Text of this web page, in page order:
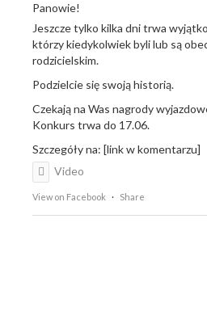
Panowie!
Jeszcze tylko kilka dni trwa
którzy kiedykolwiek byli lub są
rodzicielskim.
Podzielcie się swoją historią.
Czekają na Was nagrody
Konkurs trwa do 17.06.
Szczegóły na: [link w komentarzu]
Video
View on Facebook · Share